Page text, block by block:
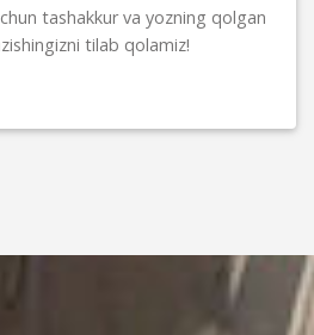
tashakkur va yozning qolgan
tilab qolamiz!